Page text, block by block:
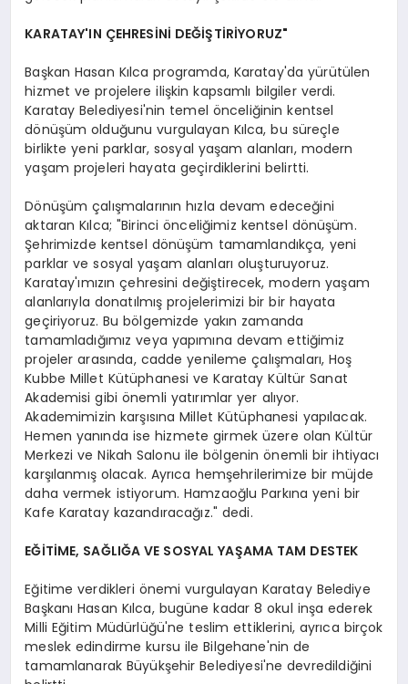
KARATAY'IN ÇEHRESİNİ DEĞİŞTİRİYORUZ"
Başkan Hasan Kılca programda, Karatay'da yürütülen
hizmet ve projelere ilişkin kapsamlı bilgiler verdi.
Karatay Belediyesi'nin temel önceliğinin kentsel
dönüşüm olduğunu vurgulayan Kılca, bu süreçle
birlikte yeni parklar, sosyal yaşam alanları, modern
yaşam projeleri hayata geçirdiklerini belirtti.
Dönüşüm çalışmalarının hızla devam edeceğini
aktaran Kılca; "Birinci önceliğimiz kentsel dönüşüm.
Şehrimizde kentsel dönüşüm tamamlandıkça, yeni
parklar ve sosyal yaşam alanları oluşturuyoruz.
Karatay'ımızın çehresini değiştirecek, modern yaşam
alanlarıyla donatılmış projelerimizi bir bir hayata
geçiriyoruz. Bu bölgemizde yakın zamanda
tamamladığımız veya yapımına devam ettiğimiz
projeler arasında, cadde yenileme çalışmaları, Hoş
Kubbe Millet Kütüphanesi ve Karatay Kültür Sanat
Akademisi gibi önemli yatırımlar yer alıyor.
Akademimizin karşısına Millet Kütüphanesi yapılacak.
Hemen yanında ise hizmete girmek üzere olan Kültür
Merkezi ve Nikah Salonu ile bölgenin önemli bir ihtiyacı
karşılanmış olacak. Ayrıca hemşehrilerimize bir müjde
daha vermek istiyorum. Hamzaoğlu Parkına yeni bir
Kafe Karatay kazandıracağız." dedi.
EĞİTİME, SAĞLIĞA VE SOSYAL YAŞAMA TAM DESTEK
Eğitime verdikleri önemi vurgulayan Karatay Belediye
Başkanı Hasan Kılca, bugüne kadar 8 okul inşa ederek
Milli Eğitim Müdürlüğü'ne teslim ettiklerini, ayrıca birçok
meslek edindirme kursu ile Bilgehane'nin de
tamamlanarak Büyükşehir Belediyesi'ne devredildiğini